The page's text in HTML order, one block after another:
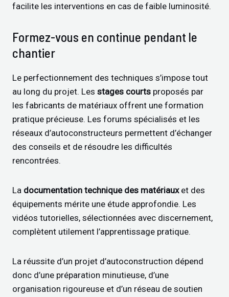
facilite les interventions en cas de faible luminosité.
Formez-vous en continue pendant le
chantier
Le perfectionnement des techniques s’impose tout
au long du projet. Les stages courts proposés par
les fabricants de matériaux offrent une formation
pratique précieuse. Les forums spécialisés et les
réseaux d’autoconstructeurs permettent d’échanger
des conseils et de résoudre les difficultés
rencontrées.
La documentation technique des matériauxet des
équipements mérite une étude approfondie. Les
vidéos tutorielles, sélectionnées avec discernement,
complètent utilement l’apprentissage pratique.
La réussite d’un projet d’autoconstruction dépend
donc d’une préparation minutieuse, d’une
organisation rigoureuse et d’un réseau de soutien